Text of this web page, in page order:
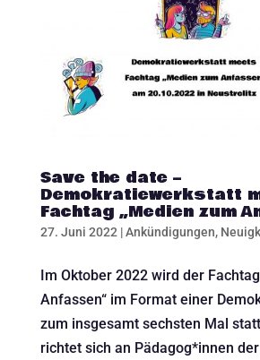
Save the date –
Demokratiewerkstatt
Fachtag „Medien zum
27. Juni 2022|Ankündigungen,
Im Oktober 2022 wird der
Anfassen“ im Format einer
zum insgesamt sechsten Mal
richtet sich an Pädagog*innen